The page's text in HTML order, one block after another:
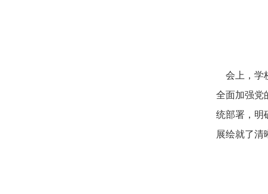
会上，学
全面加强党
统部署，明
展绘就了清